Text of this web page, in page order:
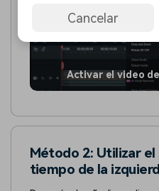
Activar el video
Método 2: Utilizar el
tiempo de la
Cancelar